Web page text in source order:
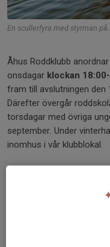
En scullerfyra med styrman
Åhus Roddklubb
onsdagar klockan
fram till avslutningen den
Därefter övergår
torsdagar med övriga
september. Under
inomhus i vår klubblokal.
Roddskolan kostar 50
oss under resten av